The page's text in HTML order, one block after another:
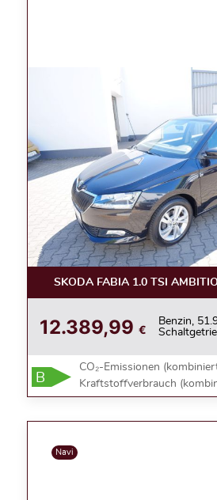
SKODA FABIA 1.0 TSI
12.389,99 €
Benzin,
B
CO₂-Emissionen
Kraftstoffverbrauch
Navi